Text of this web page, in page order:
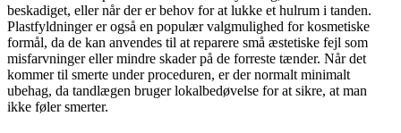
beskadiget, eller når der er behov for at lukke et hulrum i tanden.
Plastfyldninger er også en populær valgmulighed for kosmetiske
formål, da de kan anvendes til at reparere små æstetiske fejl som
misfarvninger eller mindre skader på de forreste tænder. Når det
kommer til smerte under proceduren, er der normalt minimalt
ubehag, da tandlægen bruger lokalbedøvelse for at sikre, at man
ikke føler smerter.